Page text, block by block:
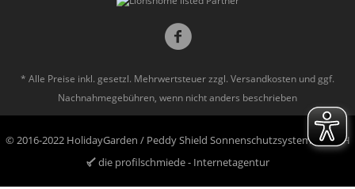
* Alle Preise inkl. gesetzl. Mehrwertsteuer zzgl. Versandkosten und ggf.
Nachnahmegebühren, wenn nicht anders beschrieben
© 2016-2022 HolidayGarden / Peddy Shield Sonnenschutzsysteme GmbH
die profilschmiede - Internetagentur